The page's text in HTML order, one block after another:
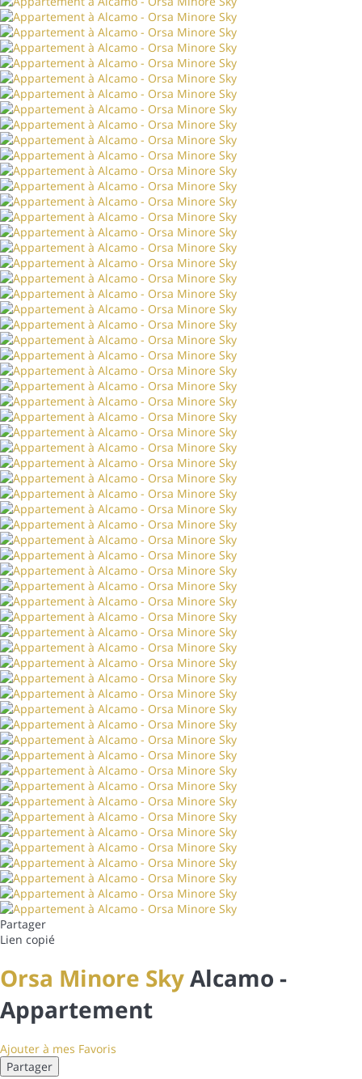
Partager
Lien copié
Orsa Minore SkyAlcamo -
Appartement
Ajouter à mes Favoris
Partager